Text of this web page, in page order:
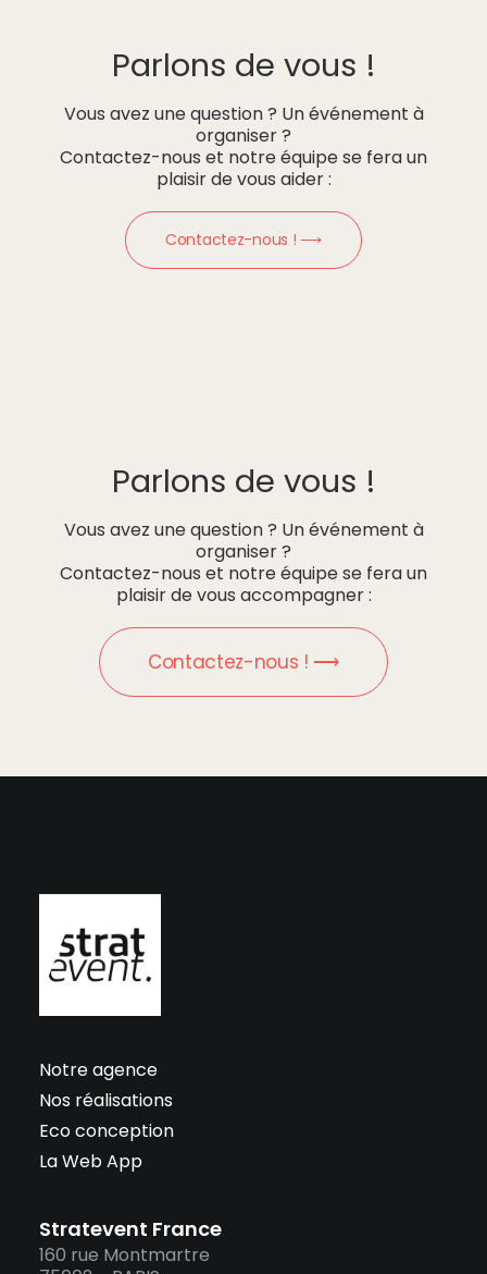
Parlons de vous !
Vous avez une question ? Un événement à
organiser ?
Contactez-nous et notre équipe se fera un
plaisir de vous aider :
Contactez-nous ! ⟶
Parlons de vous !
Vous avez une question ? Un événement à
organiser ?
Contactez-nous et notre équipe se fera un
plaisir de vous accompagner :
Contactez-nous ! ⟶
Notre agence
Nos réalisations
Eco conception
La Web App
Stratevent France
160 rue Montmartre